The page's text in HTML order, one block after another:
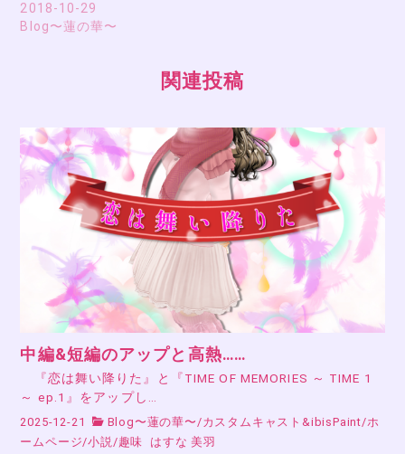
2018-10-29
Blog〜蓮の華〜
関連投稿
中編&短編のアップと高熱……
『恋は舞い降りた』と『TIME OF MEMORIES ～ TIME 1
～ ep.1』をアップし…
2025-12-21 Blog〜蓮の華〜/カスタムキャスト&ibisPaint/ホ
ームページ/小説/趣味 はすな 美羽